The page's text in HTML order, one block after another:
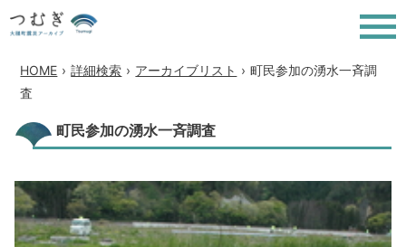
HOME › 詳細検索 › アーカイブリスト › 町民参加の湧水一斉調
査
町民参加の湧水一斉調査